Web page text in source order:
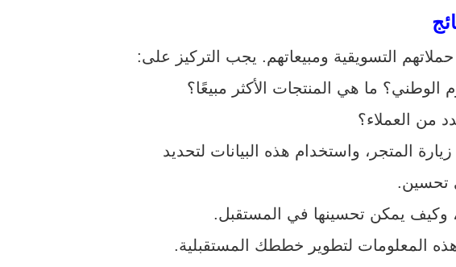
التسويقية ومبيعاتهم. يجب التركيز على:
الوطني؟ ما هي المنتجات الأكثر مبيعًا؟
من العملاء؟
المتجر، واستخدام هذه البيانات لتحديد
تحسين.
وكيف يمكن تحسينها في المستقبل.
المعلومات لتطوير خططك المستقبلية.